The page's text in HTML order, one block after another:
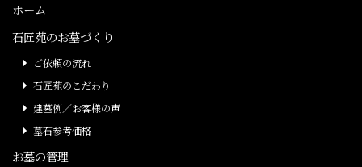
ホーム
石匠苑のお墓づくり
ご依頼の流れ
石匠苑のこだわり
建墓例／お客様の声
墓石参考価格
お墓の管理